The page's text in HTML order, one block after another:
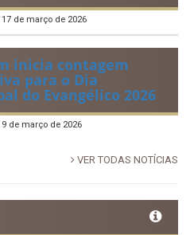
de março de 2026
inicia contagem
para o Dia
do Evangélico 2026
de março de 2026
VER TODAS NOTÍCIAS